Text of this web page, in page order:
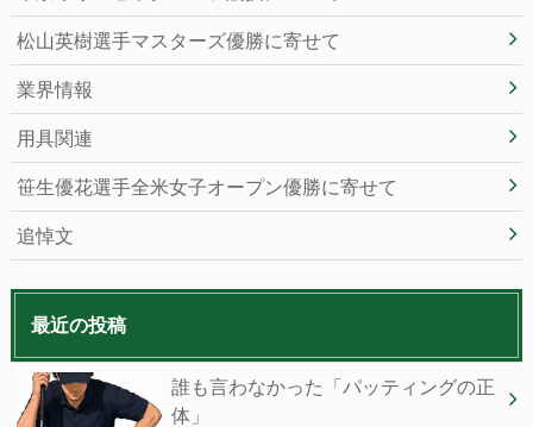
松山英樹選手マスターズ優勝に寄せて
業界情報
用具関連
笹生優花選手全米女子オープン優勝に寄せて
追悼文
最近の投稿
誰も⾔わなかった「パッティングの正
体」